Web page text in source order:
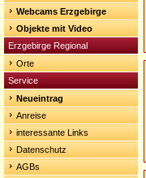
Webcams Erzgebirge
Objekte mit Video
Erzgebirge Regional
Orte
Service
Neueintrag
Anreise
interessante Links
Datenschutz
AGBs